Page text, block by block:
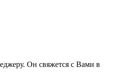
Он свяжется с Вами в